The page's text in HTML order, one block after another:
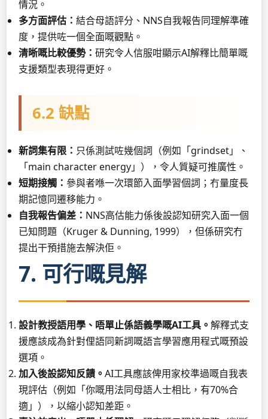
情況。
多方面評估： 結合母語評分、NNS自我報告同理解準確
度，提供咗一個全面嘅觀點。
清晰嘅比較優勢： 研究令人信服咁顯示AI解釋比簡單嘅
支援類型表現得更好。
6.2 缺點
新詞集有限： 只係測試咗幾個詞（例如「grindset」、
「main character energy」），令人質疑可推廣性。
短期接觸： 參與者喺一次環節入面學習個詞；冇量度長
期記憶同遷移能力。
自我報告偏差： NNS高估能力係後設認知研究入面一個
已知問題（Kruger & Dunning, 1999），但係研究冇
提出干預措施去解決佢。
7. 可行嘅見解
設計教授語用學、唔單止係語義學嘅AI工具。 解釋式支
援應該成為針對俚語同新詞嘅語言學習應用程式嘅預設
選項。
加入後設認知反饋。 AI工具應該俾用家校準過嘅自我表
現評估（例如「你嘅用法同母語人士相比，有70%合
適」），以縮小認知差距。